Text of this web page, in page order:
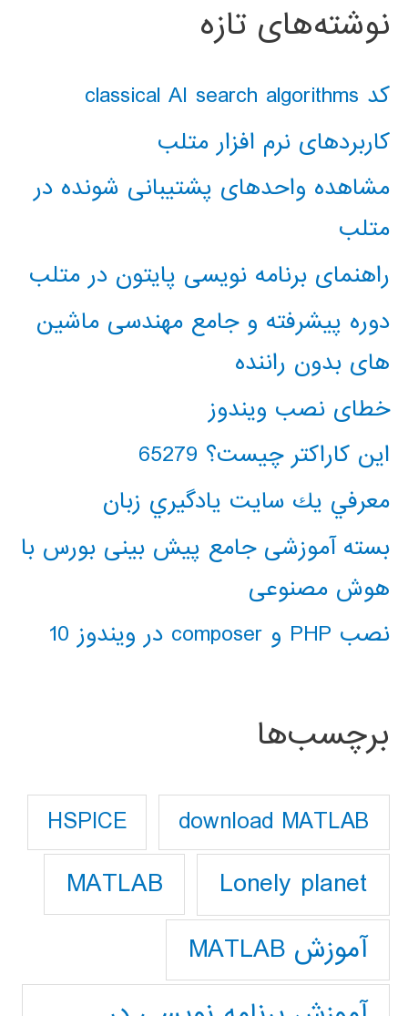
نوشته‌های تازه
کد classical AI search algorithms
کاربردهای نرم افزار متلب
مشاهده واحدهای پشتیبانی شونده در
متلب
راهنمای برنامه نویسی پایتون در متلب
دوره پیشرفته و جامع مهندسی ماشین
های بدون راننده
خطای نصب ویندوز
این کاراکتر چیست؟ 65279
معرفي يك سايت يادگيري زبان
بسته آموزشی جامع پیش بینی بورس با
هوش مصنوعی
نصب PHP و composer در ویندوز 10
برچسب‌ها
download MATLAB
HSPICE
Lonely planet
MATLAB
آموزش MATLAB